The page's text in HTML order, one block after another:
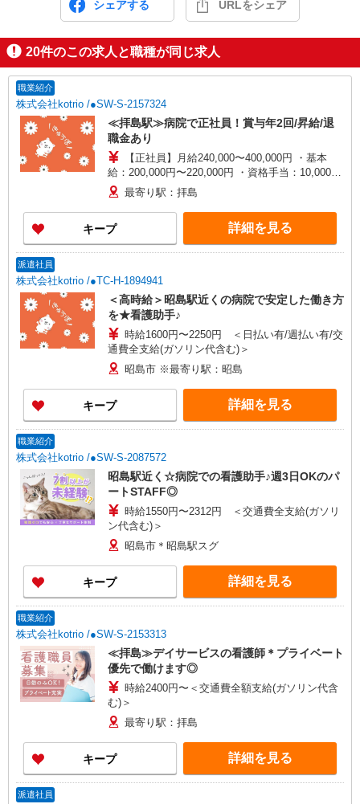
シェアする URLをシェア
20件のこの求人と職種が同じ求人
職業紹介
株式会社kotrio /●SW-S-2157324
≪拝島駅≫病院で正社員！賞与年2回/昇給/退
職金あり
【正社員】月給240,000〜400,000円 ・基本
給：200,000円〜220,000円 ・資格手当：10,000〜
30,000円 ・役職手当：10,000〜70,000円 ・処遇改
善手当：20,000〜60,000円（勤続年数、保有資格
により変動） ・固定残業手当：20,000円（10時
間） ※固定残業時間を超過する場合には超過勤務
手当として別途支給 ・夜勤手当：10,000円/1回
歓迎 ・認知症介護基礎研修 ・初任者研修 ・実務
者研修 ・介護福祉士 など
最寄り駅：拝島
キープ 詳細を見る
派遣社員
株式会社kotrio /●TC-H-1894941
＜高時給＞昭島駅近くの病院で安定した働き方
を★看護助手♪
時給1600円〜2250円 ＜日払い有/週払い有/交
通費全支給(ガソリン代含む)＞
昭島市 ※最寄り駅：昭島
キープ 詳細を見る
職業紹介
株式会社kotrio /●SW-S-2087572
昭島駅近く☆病院での看護助手♪週3日OKのパ
ートSTAFF◎
時給1550円〜2312円 ＜交通費全支給(ガソリ
ン代含む)＞
昭島市＊昭島駅スグ
キープ 詳細を見る
職業紹介
株式会社kotrio /●SW-S-2153313
≪拝島≫デイサービスの看護師＊プライベート
優先で働けます◎
時給2400円〜＜交通費全額支給(ガソリン代含
む)＞
最寄り駅：拝島
キープ 詳細を見る
派遣社員